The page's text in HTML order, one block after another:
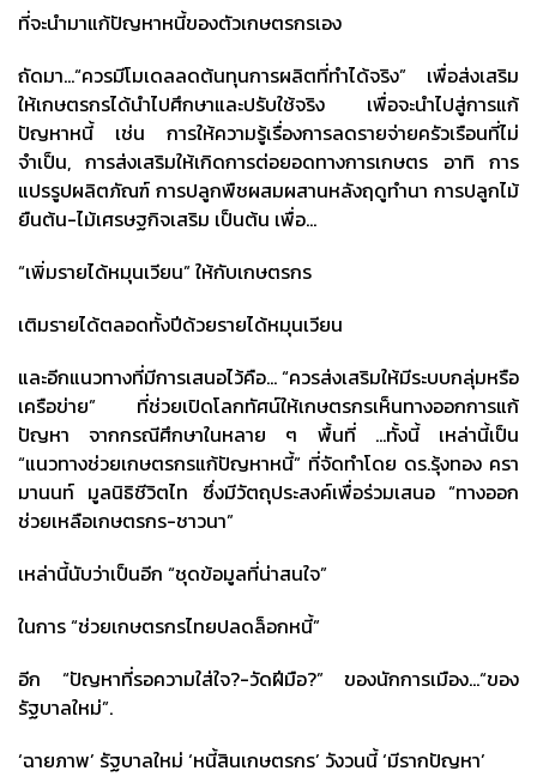
ที่จะนำมาแก้ปัญหาหนี้ของตัวเกษตรกรเอง
ถัดมา…“ควรมีโมเดลลดต้นทุนการผลิตที่ทำได้จริง” เพื่อส่งเสริม
ให้เกษตรกรได้นำไปศึกษาและปรับใช้จริง เพื่อจะนำไปสู่การแก้
ปัญหาหนี้ เช่น การให้ความรู้เรื่องการลดรายจ่ายครัวเรือนที่ไม่
จำเป็น, การส่งเสริมให้เกิดการต่อยอดทางการเกษตร อาทิ การ
แปรรูปผลิตภัณฑ์ การปลูกพืชผสมผสานหลังฤดูทำนา การปลูกไม้
ยืนต้น-ไม้เศรษฐกิจเสริม เป็นต้น เพื่อ…
“เพิ่มรายได้หมุนเวียน” ให้กับเกษตรกร
เติมรายได้ตลอดทั้งปีด้วยรายได้หมุนเวียน
และอีกแนวทางที่มีการเสนอไว้คือ… “ควรส่งเสริมให้มีระบบกลุ่มหรือ
เครือข่าย” ที่ช่วยเปิดโลกทัศน์ให้เกษตรกรเห็นทางออกการแก้
ปัญหา จากกรณีศึกษาในหลาย ๆ พื้นที่ …ทั้งนี้ เหล่านี้เป็น
“แนวทางช่วยเกษตรกรแก้ปัญหาหนี้” ที่จัดทำโดย ดร.รุ้งทอง ครา
มานนท์ มูลนิธิชีวิตไท ซึ่งมีวัตถุประสงค์เพื่อร่วมเสนอ “ทางออก
ช่วยเหลือเกษตรกร-ชาวนา”
เหล่านี้นับว่าเป็นอีก “ชุดข้อมูลที่น่าสนใจ”
ในการ “ช่วยเกษตรกรไทยปลดล็อกหนี้”
อีก “ปัญหาที่รอความใส่ใจ?-วัดฝีมือ?” ของนักการเมือง…“ของ
รัฐบาลใหม่”.
‘ฉายภาพ’ รัฐบาลใหม่ ‘หนี้สินเกษตรกร’ วังวนนี้ ‘มีรากปัญหา’